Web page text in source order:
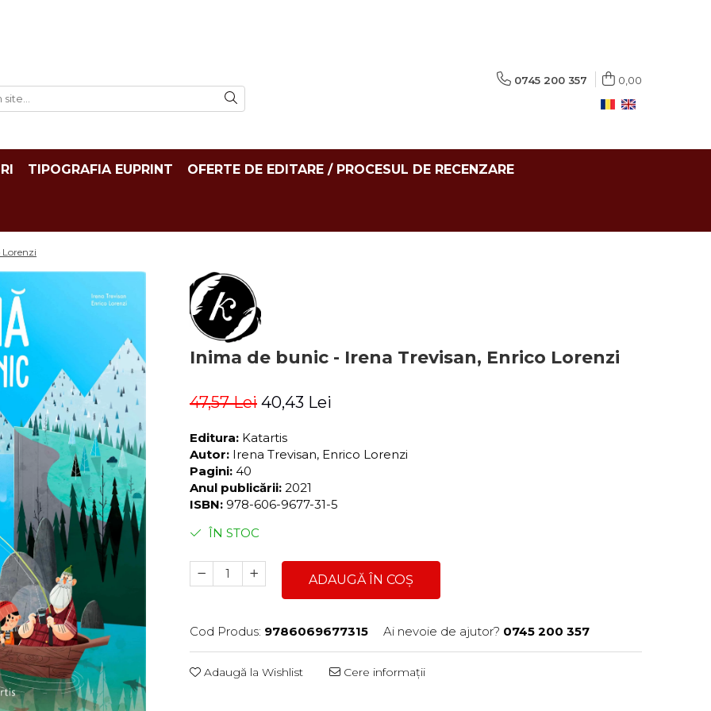
0745 200 357 0,00
TIPOGRAFIA EUPRINT OFERTE DE EDITARE / PROCESUL DE RECENZARE
Lorenzi
Inima de bunic - Irena Trevisan, Enrico Lorenzi
47,57 Lei 40,43 Lei
Editura: Katartis
Autor: Irena Trevisan, Enrico Lorenzi
Pagini: 40
Anul publicării: 2021
ISBN: 978-606-9677-31-5
ÎN STOC
ADAUGĂ ÎN COȘ
Cod Produs: 9786069677315 Ai nevoie de ajutor? 0745 200 357
Adaugă la Wishlist Cere informații